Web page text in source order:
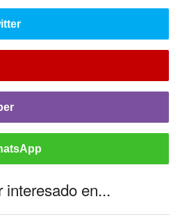
interesado en...